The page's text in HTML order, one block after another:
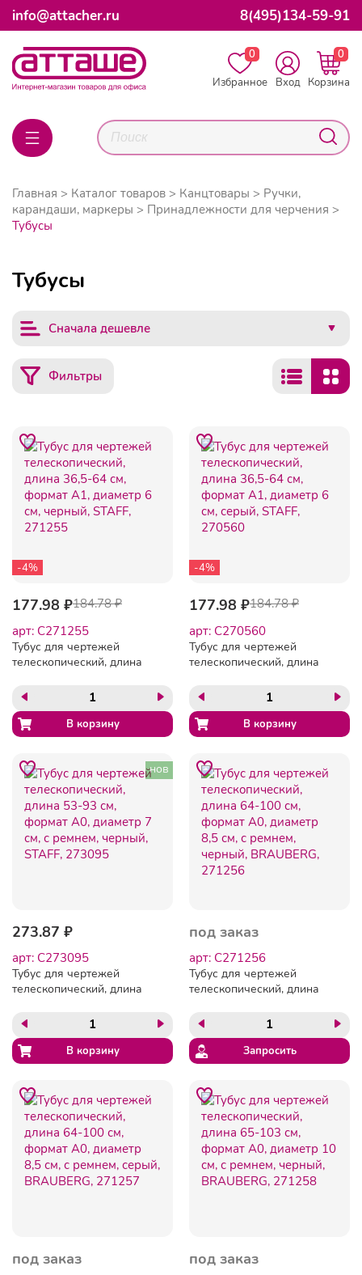
info@attacher.ru 8(495)134-59-91
0
Избранное
Вход
0
Корзина
Главная Каталог товаров Канцтовары
Ручки,
карандаши, маркеры
Принадлежности для черчения
Тубусы
Тубусы
Сначала дешевле
Фильтры
-4%
177.98 ₽184.78 ₽
арт: C271255
Тубус для чертежей
телескопический, длина
диаметр 6 см, черный,
STAFF, 271255
-4%
177.98 ₽184.78 ₽
арт: C270560
Тубус для чертежей
телескопический, длина
диаметр 6 см, серый,
STAFF, 270560
нов
273.87 ₽
арт: C273095
Тубус для чертежей
телескопический, длина
диаметр 7 см, с ремнем,
черный, STAFF, 273095
под заказ
арт: C271256
Тубус для чертежей
телескопический, длина
диаметр 8,5 см, с ремнем,
черный, BRAUBERG,
271256
Запросить
под заказ под заказ